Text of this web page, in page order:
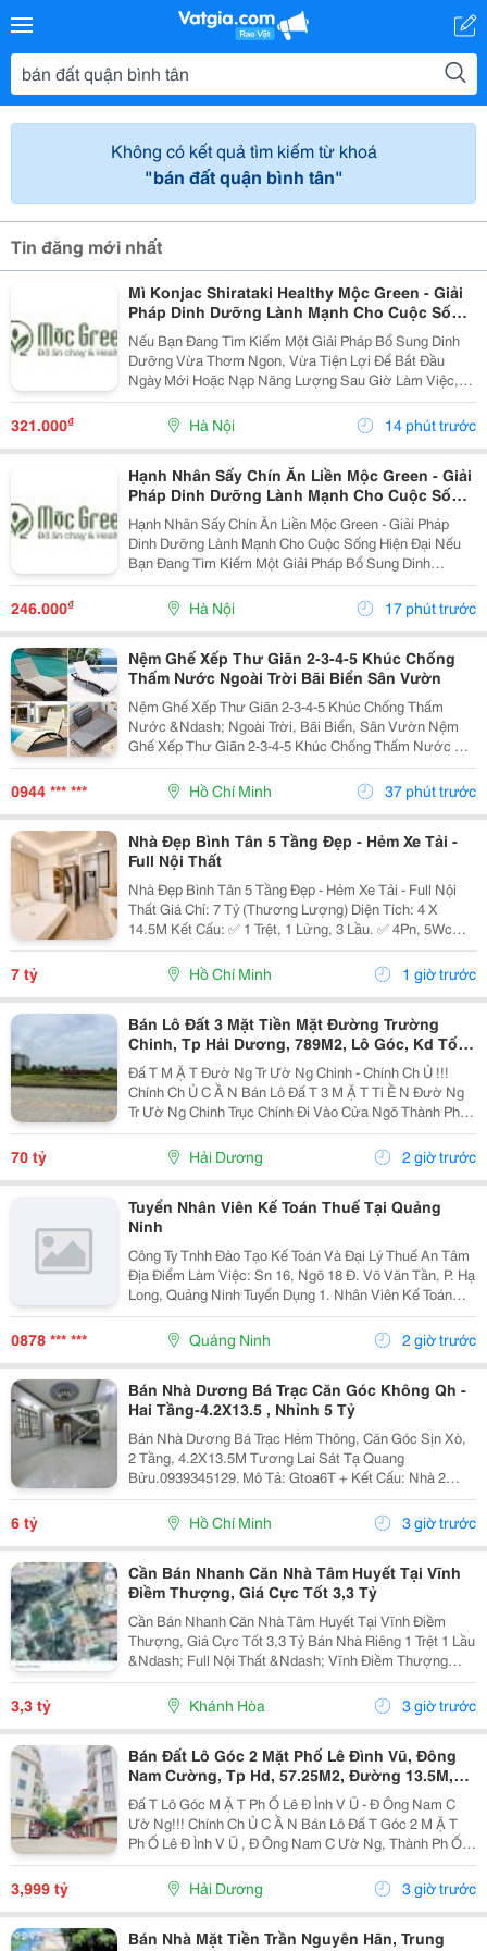
Không có kết quả tìm kiếm từ khoá
"bán đất quận bình tân"
Tin đăng mới nhất
Mì Konjac Shirataki Healthy Mộc Green - Giải
Pháp Dinh Dưỡng Lành Mạnh Cho Cuộc Sống
Hiện Đại
Nếu Bạn Đang Tìm Kiếm Một Giải Pháp Bổ Sung Dinh
Dưỡng Vừa Thơm Ngon, Vừa Tiện Lợi Để Bắt Đầu
Ngày Mới Hoặc Nạp Năng Lượng Sau Giờ Làm Việc,
Thì Mì Konjac Shirataki Healthy Mộc Green Chính Là
Lựa Chọn Hoàn Hảo. Vì Sao Nên Lựa Chọn Mì Konjac...
321.000₫ Hà Nội 14 phút trước
Hạnh Nhân Sấy Chín Ăn Liền Mộc Green - Giải
Pháp Dinh Dưỡng Lành Mạnh Cho Cuộc Sống
Hiện Đại
Hạnh Nhân Sấy Chín Ăn Liền Mộc Green - Giải Pháp
Dinh Dưỡng Lành Mạnh Cho Cuộc Sống Hiện Đại Nếu
Bạn Đang Tìm Kiếm Một Giải Pháp Bổ Sung Dinh
Dưỡng Vừa Thơm Ngon, Vừa Tiện Lợi Để Bắt Đầu
Ngày Mới Hoặc Nạp Năng Lượng Sau Giờ Làm Việc,
Thì Hạnh Nhân...
246.000₫ Hà Nội 17 phút trước
Nệm Ghế Xếp Thư Giãn 2-3-4-5 Khúc Chống
Thấm Nước Ngoài Trời Bãi Biển Sân Vườn
Nệm Ghế Xếp Thư Giãn 2-3-4-5 Khúc Chống Thấm
Nước &Ndash; Ngoài Trời, Bãi Biển, Sân Vườn Nệm
Ghế Xếp Thư Giãn 2-3-4-5 Khúc Chống Thấm Nước Có
Nhiều Mẫu, Kích Thước, Màu Sắc Và Chất Liệu Phù
Hợp Nhu Cầu Lựa Chọn. Sản Phẩm Hoàn Thiện Tỉ Mỉ,
Bền Đẹp,...
0944 *** *** Hồ Chí Minh 37 phút trước
Nhà Đẹp Bình Tân 5 Tầng Đẹp - Hẻm Xe Tải -
Full Nội Thất
Nhà Đẹp Bình Tân 5 Tầng Đẹp - Hẻm Xe Tải - Full Nội
Thất Giá Chỉ: 7 Tỷ (Thương Lượng) Diện Tích: 4 X
14.5M Kết Cấu: ✅ 1 Trệt, 1 Lửng, 3 Lầu. ✅ 4Pn, 5Wc
(Có Thể Bố Trí 6Pn). ✅ Phòng Thờ, Phòng Giặt, Sân
Thượng. Hẻm Xe Tải, Gần Mặt Tiền, Thuận...
7 tỷ Hồ Chí Minh 1 giờ trước
Bán Lô Đất 3 Mặt Tiền Mặt Đường Trường
Chinh, Tp Hải Dương, 789M2, Lô Góc, Kd Tốt,
Vị Trí Đẹp
Đấ T M Ặ T Đườ Ng Tr Ườ Ng Chinh - Chính Ch Ủ !!!
Chính Ch Ủ C Ầ N Bán Lô Đấ T 3 M Ặ T Ti Ề N Đườ Ng
Tr Ườ Ng Chinh Trục Chính Đi Vào Cửa Ngõ Thành Ph Ố
H Ả I D Ươ Ng - Di Ệ N Tích 789M2, Lô Góc 3 M Ặ T Ti Ề
70 tỷ Hải Dương 2 giờ trước
Tuyển Nhân Viên Kế Toán Thuế Tại Quảng
Ninh
Công Ty Tnhh Đào Tạo Kế Toán Và Đại Lý Thuế An Tâm
Địa Điểm Làm Việc: Sn 16, Ngõ 18 Đ. Võ Văn Tần, P. Hạ
Long, Quảng Ninh Tuyển Dụng 1. Nhân Viên Kế Toán
Thuế : 05 Mô Tả Công Việc: &Bull; Thực Hiện Các Công
Việc Liên Quan Đến Kế Toán Thuế...
0878 *** *** Quảng Ninh 2 giờ trước
Bán Nhà Dương Bá Trạc Căn Góc Không Qh -
Hai Tầng-4.2X13.5 , Nhỉnh 5 Tỷ
Bán Nhà Dương Bá Trạc Hẻm Thông, Căn Góc Sịn Xò,
2 Tầng, 4.2X13.5M Tương Lai Sát Tạ Quang
Bửu.0939345129. Mô Tả: Gtoa6T + Kết Cấu: Nhà 2
Tầng Btct Kiên Cố, 2 Phòng. + Vị Trí: Ngay Dương Bá
Trạc Thông Tạ Quang Bửu, Âu Dương Lân, Nguyễn Thị
Tần, Dạ...
6 tỷ Hồ Chí Minh 3 giờ trước
Cần Bán Nhanh Căn Nhà Tâm Huyết Tại Vĩnh
Điềm Thượng, Giá Cực Tốt 3,3 Tỷ
Cần Bán Nhanh Căn Nhà Tâm Huyết Tại Vĩnh Điềm
Thượng, Giá Cực Tốt 3,3 Tỷ Bán Nhà Riêng 1 Trệt 1 Lầu
&Ndash; Full Nội Thất &Ndash; Vĩnh Điềm Thượng
&Ndash; Gần 23/10 Vị Trí: Thôn Vĩnh Điềm Thượng,
Cách Đường 23/10 Chỉ 50M Hẻm Thông Thoáng, Kết...
3,3 tỷ Khánh Hòa 3 giờ trước
Bán Đất Lô Góc 2 Mặt Phố Lê Đình Vũ, Đông
Nam Cường, Tp Hd, 57.25M2, Đường 13.5M,
3.X Tỷ
Đấ T Lô Góc M Ặ T Ph Ố Lê Đ Ình V Ũ - Đ Ông Nam C
Ườ Ng!!! Chính Ch Ủ C Ầ N Bán Lô Đấ T Góc 2 M Ặ T
Ph Ố Lê Đ Ình V Ũ , Đ Ông Nam C Ườ Ng, Thành Ph Ố H
Ả I D Ươ Ng - Di Ệ N Tích 57.25M2, H Ướ Ng Tây, Tây B
3,999 tỷ Hải Dương 3 giờ trước
Bán Nhà Mặt Tiền Trần Nguyên Hãn, Trung